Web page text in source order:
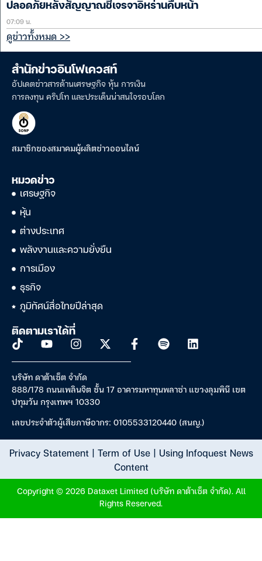
ปลอดภัยหลังสัญญาณชี้เจรจาอิหร่านคืบหน้า
07:09 น.
ดูข่าวทั้งหมด >>
สำนักข่าวอินโฟเควสท์
อัปเดตข่าวสารด้านเศรษฐกิจ หุ้น การเงิน
การลงทุน คริปโท และประเด็นน่าสนใจรอบโลก
สมาชิกของสมาคมผู้ผลิตข่าวออนไลน์
หมวดข่าว
เศรษฐกิจ
หุ้น
ต่างประเทศ
พลังงานและความยั่งยืน
การเมือง
ธุรกิจ
ภูมิทัศน์สื่อไทยปีล่าสุด
ติดตามเราได้ที่
บริษัท ดาต้าเซ็ต จำกัด
888/178 ถนนเพลินจิต ชั้น 17 อาคารมหาทุนพลาซ่า แขวงลุมพินี เขต
ปทุมวัน กรุงเทพฯ 10330
เลขประจำตัวผู้เสียภาษีอากร: 0105533120440 (สนญ.)
Privacy Statement| Term of Use| Using Infoquest News
Content
Copyright © 2026 Dataxet Limited (บริษัท ดาต้าเซ็ต จำกัด). All
Rights Reserved.